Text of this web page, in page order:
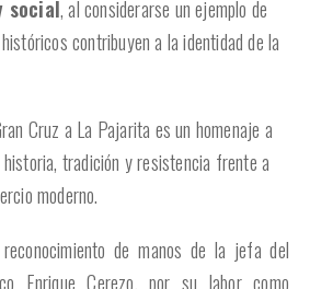
social, al considerarse un ejemplo de
contribuyen a la identidad de la
Cruz a La Pajarita es un homenaje a
tradición y resistencia frente a
moderno.
de manos de la jefa del
Enrique Cerezo, por su labor como